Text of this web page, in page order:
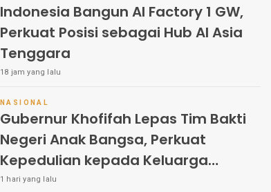
Indonesia Bangun AI Factory 1 GW,
Perkuat Posisi sebagai Hub AI Asia
Tenggara
18 jam yang lalu
NASIONAL
Gubernur Khofifah Lepas Tim Bakti
Negeri Anak Bangsa, Perkuat
Kepedulian kepada Keluarga
Pahlawan dan Perintis
1 hari yang lalu